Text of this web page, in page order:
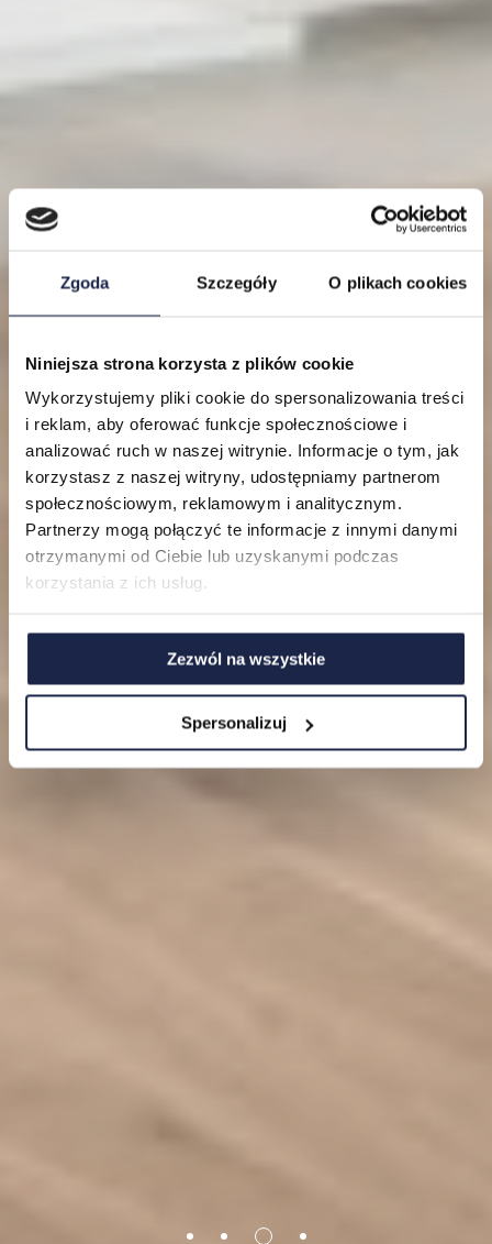
Zgoda Szczegóły O plikach cookies
Niniejsza strona korzysta z plików cookie
Wykorzystujemy pliki cookie do spersonalizowania treści
i reklam, aby oferować funkcje społecznościowe i
analizować ruch w naszej witrynie. Informacje o tym, jak
korzystasz z naszej witryny, udostępniamy partnerom
społecznościowym, reklamowym i analitycznym.
Partnerzy mogą połączyć te informacje z innymi danymi
otrzymanymi od Ciebie lub uzyskanymi podczas
korzystania z ich usług.
Zezwól na wszystkie
Spersonalizuj
Lokalizacje
Mieszkania
O nas
FAQ